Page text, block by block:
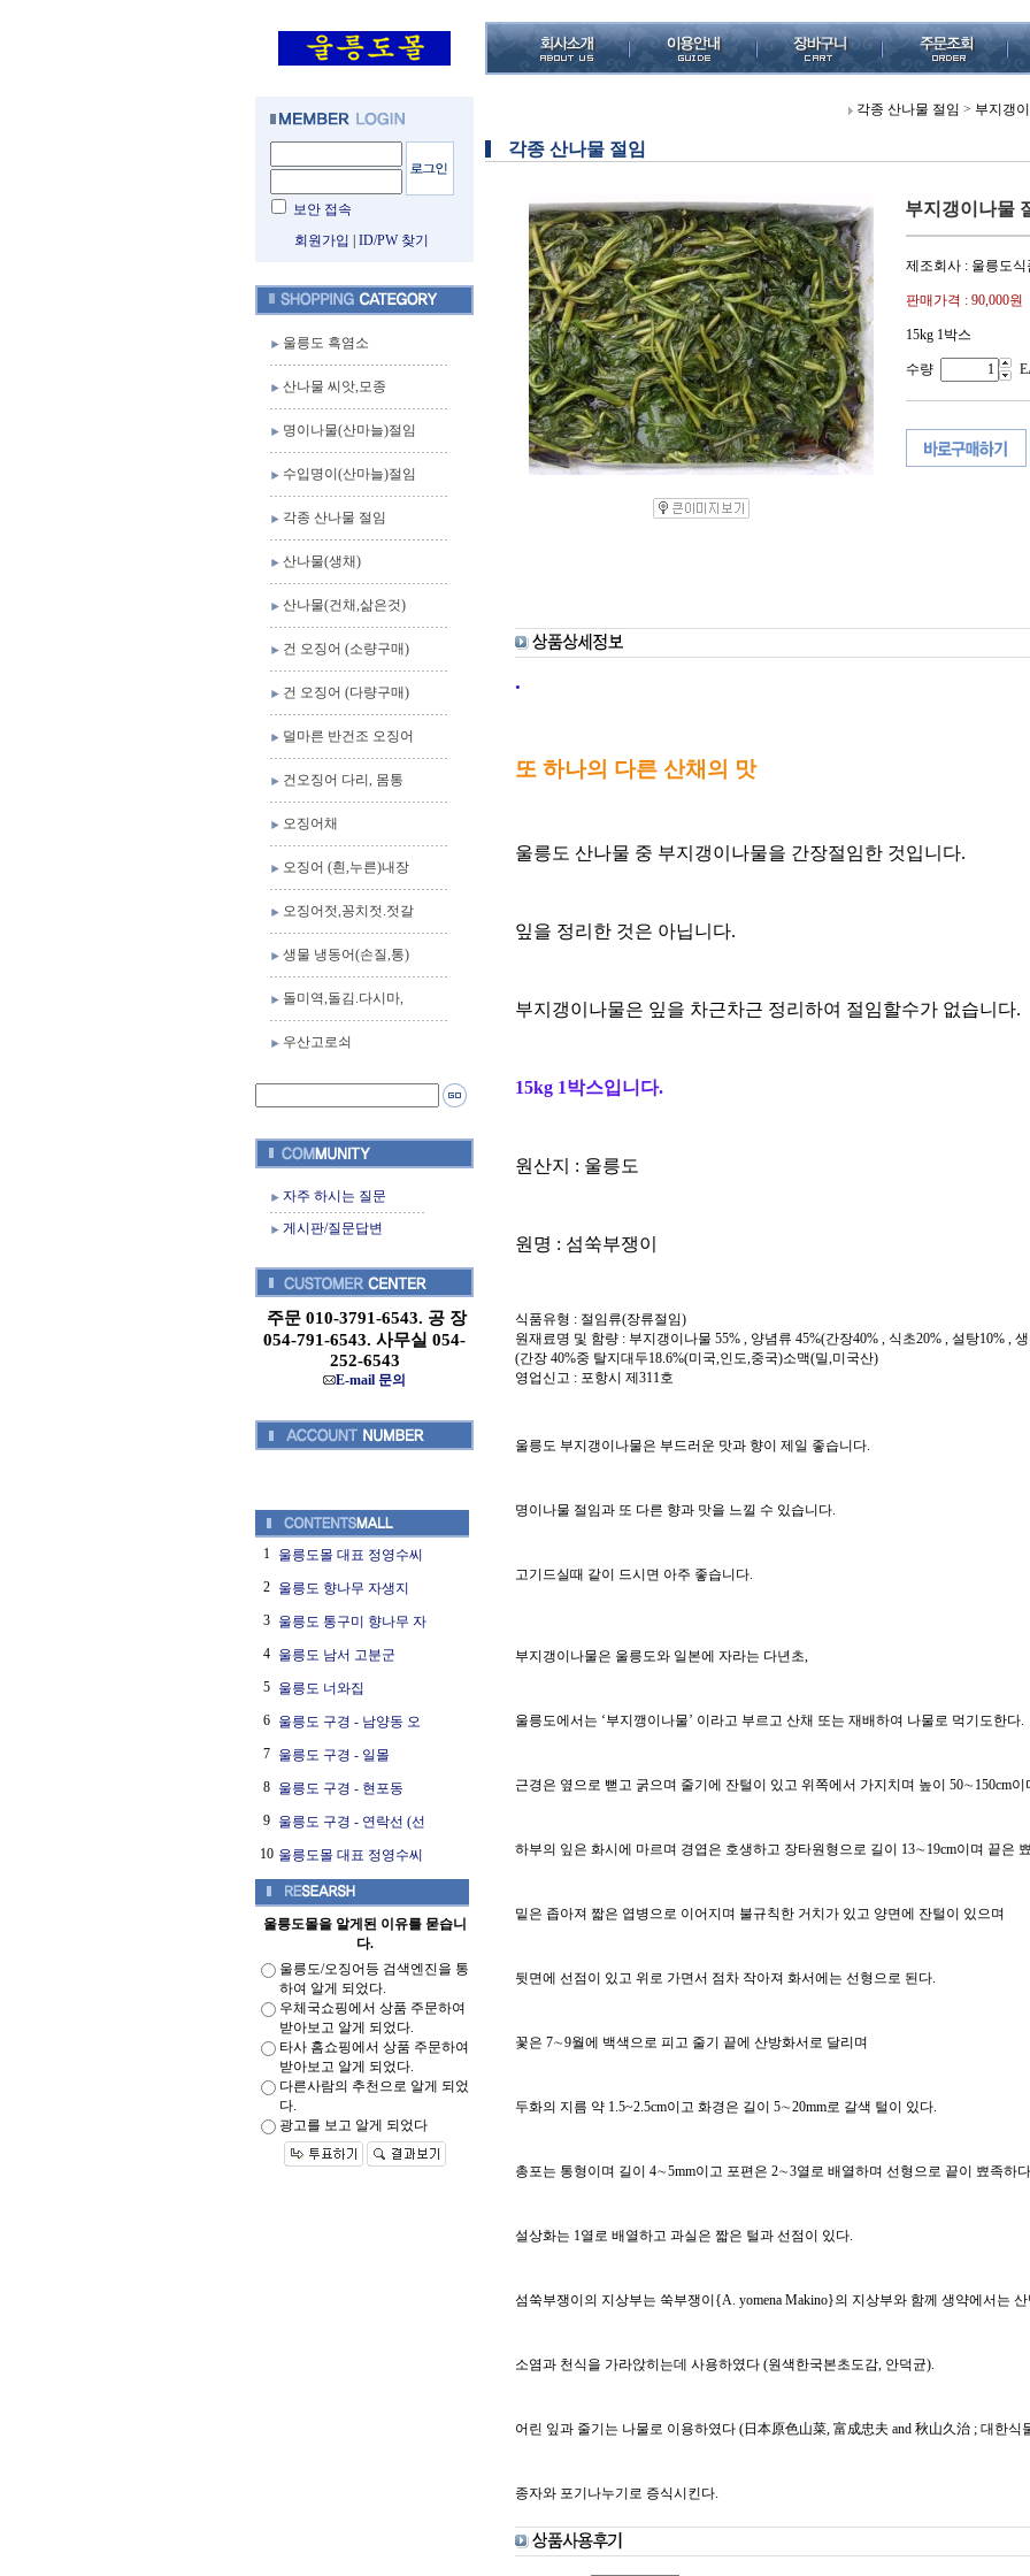
보안 접속
회원가입
ID/PW 찾기
울릉도 흑염소
산나물 씨앗,모종
명이나물(산마늘)절임
수입명이(산마늘)절임
각종 산나물 절임
산나물(생채)
산나물(건채,삶은것)
건 오징어 (소량구매)
건 오징어 (다량구매)
덜마른 반건조 오징어
건오징어 다리, 몸통
오징어채
오징어 (흰,누른)내장
오징어젓,꽁치젓.젓갈
생물 냉동어(손질,통)
돌미역,돌김.다시마,
우산고로쇠
자주 하시는 질문
게시판/질문답변
주문 010-3791-6543. 공 장
054-791-6543. 사무실 054-
252-6543
E-mail 문의
1 울릉도몰 대표 정영수씨
2 울릉도 향나무 자생지
3 울릉도 통구미 향나무 자
4 울릉도 남서 고분군
5 울릉도 너와집
6 울릉도 구경 - 남양동 오
7 울릉도 구경 - 일몰
8 울릉도 구경 - 현포동
9 울릉도 구경 - 연락선 (선
10 울릉도몰 대표 정영수씨
울릉도몰을 알게된 이유를 묻습니
다.
울릉도/오징어등 검색엔진을 통
하여 알게 되었다.
우체국쇼핑에서 상품 주문하여
받아보고 알게 되었다.
타사 홈쇼핑에서 상품 주문하여
받아보고 알게 되었다.
다른사람의 추천으로 알게 되었
다.
광고를 보고 알게 되었다
각종 산나물 절임 > 부지갱
각종 산나물 절임
부지갱이나물
제조회사 : 울릉도식
판매가격 : 90,000원
15kg 1박스
수량
.
또 하나의 다른 산채의 맛
울릉도 산나물 중 부지갱이나물을 간장절임한 것입니다.
잎을 정리한 것은 아닙니다.
부지갱이나물은 잎을 차근차근 정리하여 절임할수가 없습니다.
15kg 1박스입니다.
원산지 : 울릉도
원명 : 섬쑥부쟁이
식품유형 : 절임류(장류절임)
원재료명 및 함량 : 부지갱이나물 55% , 양념류 45%(간장40% , 식초20% , 설탕10% ,
(간장 40%중 탈지대두18.6%(미국,인도,중국)소맥(밀,미국산)
영업신고 : 포항시 제311호
울릉도 부지갱이나물은 부드러운 맛과 향이 제일 좋습니다.
명이나물 절임과 또 다른 향과 맛을 느낄 수 있습니다.
고기드실때 같이 드시면 아주 좋습니다.
부지갱이나물은 울릉도와 일본에 자라는 다년초,
울릉도에서는 ‘부지깽이나물’ 이라고 부르고 산채 또는 재배하여 나물로 먹기도한다.
근경은 옆으로 뻗고 굵으며 줄기에 잔털이 있고 위쪽에서 가지치며 높이 50∼150cm이
하부의 잎은 화시에 마르며 경엽은 호생하고 장타원형으로 길이 13∼19cm이며 끝은
밑은 좁아져 짧은 엽병으로 이어지며 불규칙한 거치가 있고 양면에 잔털이 있으며
뒷면에 선점이 있고 위로 가면서 점차 작아져 화서에는 선형으로 된다.
꽃은 7∼9월에 백색으로 피고 줄기 끝에 산방화서로 달리며
두화의 지름 약 1.5~2.5cm이고 화경은 길이 5∼20mm로 갈색 털이 있다.
총포는 통형이며 길이 4∼5mm이고 포편은 2∼3열로 배열하며 선형으로 끝이 뾰족하
설상화는 1열로 배열하고 과실은 짧은 털과 선점이 있다.
섬쑥부쟁이의 지상부는 쑥부쟁이{A. yomena Makino}의 지상부와 함께 생약에서는
소염과 천식을 가라앉히는데 사용하였다 (원색한국본초도감, 안덕균).
어린 잎과 줄기는 나물로 이용하였다 (日本原色山菜, 富成忠夫 and 秋山久治 ; 대한식
종자와 포기나누기로 증식시킨다.